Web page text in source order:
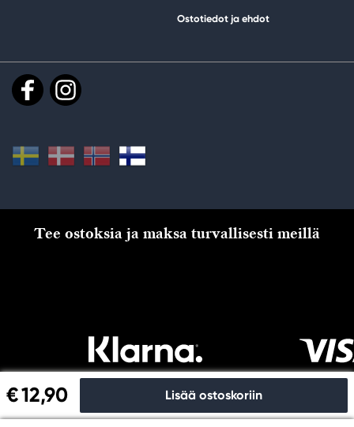
€ 12,90 Lisää ostoskoriin
Ostotiedot ja ehdot
Tee ostoksia ja maksa turvallisesti meillä